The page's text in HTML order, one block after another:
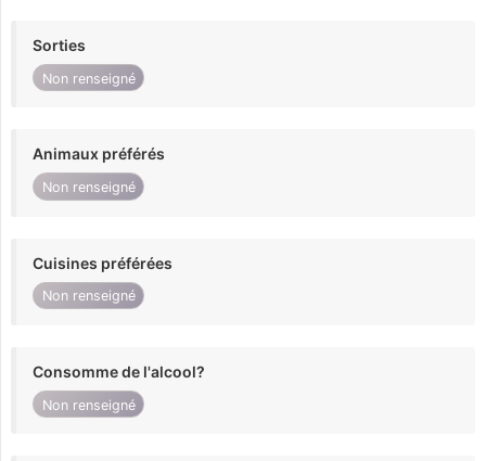
Sorties
Non renseigné
Animaux préférés
Non renseigné
Cuisines préférées
Non renseigné
Consomme de l'alcool?
Non renseigné